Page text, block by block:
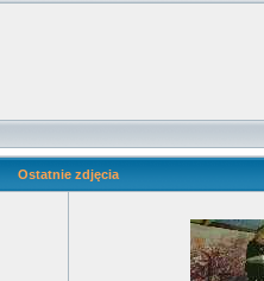
Ostatnie zdjęcia